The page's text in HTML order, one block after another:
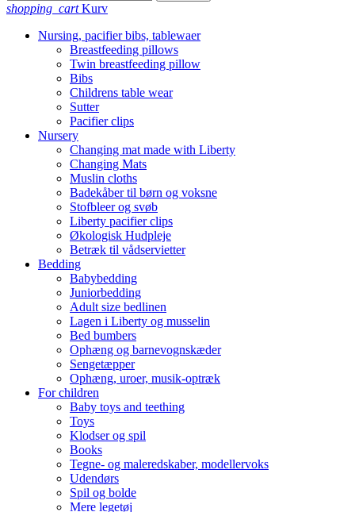
shopping_cart Kurv
Nursing, pacifier bibs, tablewaer
Breastfeeding pillows
Twin breastfeeding pillow
Bibs
Childrens table wear
Sutter
Pacifier clips
Nursery
Changing mat made with Liberty
Changing Mats
Muslin cloths
Badekåber til børn og voksne
Stofbleer og svøb
Liberty pacifier clips
Økologisk Hudpleje
Betræk til vådservietter
Bedding
Babybedding
Juniorbedding
Adult size bedlinen
Lagen i Liberty og musselin
Bed bumbers
Ophæng og barnevognskæder
Sengetæpper
Ophæng, uroer, musik-optræk
For children
Baby toys and teething
Toys
Klodser og spil
Books
Tegne- og maleredskaber, modellervoks
Udendørs
Spil og bolde
Mere legetøj